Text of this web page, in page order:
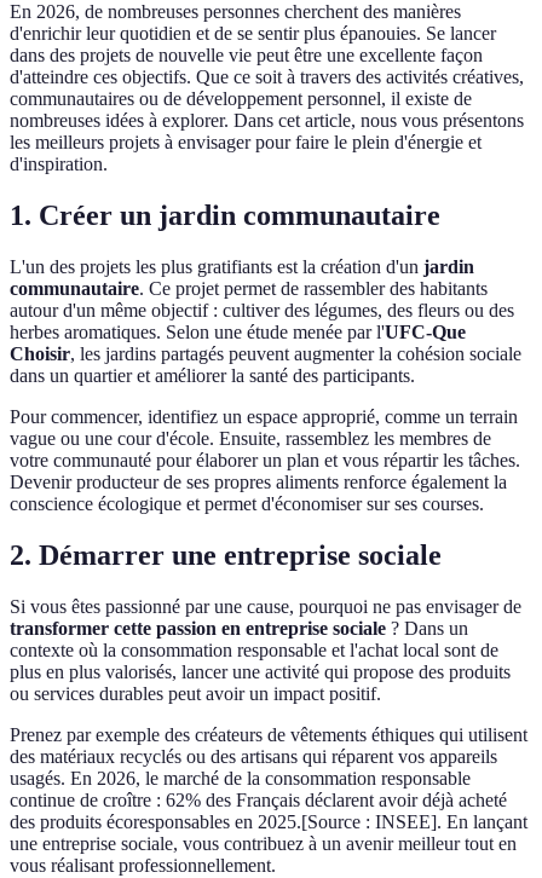
En 2026, de nombreuses personnes cherchent des manières
d'enrichir leur quotidien et de se sentir plus épanouies. Se lancer
dans des projets de nouvelle vie peut être une excellente façon
d'atteindre ces objectifs. Que ce soit à travers des activités créatives,
communautaires ou de développement personnel, il existe de
nombreuses idées à explorer. Dans cet article, nous vous présentons
les meilleurs projets à envisager pour faire le plein d'énergie et
d'inspiration.
1. Créer un jardin communautaire
L'un des projets les plus gratifiants est la création d'un jardin
communautaire. Ce projet permet de rassembler des habitants
autour d'un même objectif : cultiver des légumes, des fleurs ou des
herbes aromatiques. Selon une étude menée par l'UFC-Que
Choisir, les jardins partagés peuvent augmenter la cohésion sociale
dans un quartier et améliorer la santé des participants.
Pour commencer, identifiez un espace approprié, comme un terrain
vague ou une cour d'école. Ensuite, rassemblez les membres de
votre communauté pour élaborer un plan et vous répartir les tâches.
Devenir producteur de ses propres aliments renforce également la
conscience écologique et permet d'économiser sur ses courses.
2. Démarrer une entreprise sociale
Si vous êtes passionné par une cause, pourquoi ne pas envisager de
transformer cette passion en entreprise sociale ? Dans un
contexte où la consommation responsable et l'achat local sont de
plus en plus valorisés, lancer une activité qui propose des produits
ou services durables peut avoir un impact positif.
Prenez par exemple des créateurs de vêtements éthiques qui utilisent
des matériaux recyclés ou des artisans qui réparent vos appareils
usagés. En 2026, le marché de la consommation responsable
continue de croître : 62% des Français déclarent avoir déjà acheté
des produits écoresponsables en 2025.[Source : INSEE]. En lançant
une entreprise sociale, vous contribuez à un avenir meilleur tout en
vous réalisant professionnellement.